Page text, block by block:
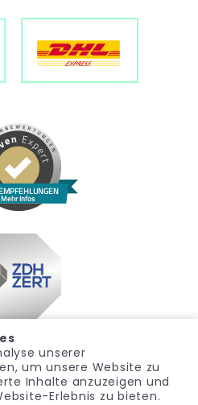
Mehr Infos
unserer
um unsere Website zu
Inhalte anzuzeigen und
Erlebnis zu bieten.